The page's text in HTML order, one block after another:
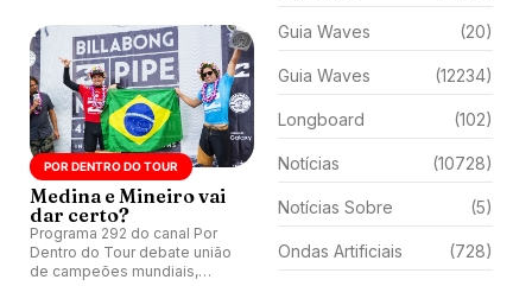
POR DENTRO DO TOUR
Medina e Mineiro vai
dar certo?
Programa 292 do canal Por
Dentro do Tour debate união
de campeões mundiais,
Guia Waves (20)
Guia Waves (12234)
Longboard (102)
Notícias (10728)
Notícias Sobre (5)
Ondas Artificiais (728)